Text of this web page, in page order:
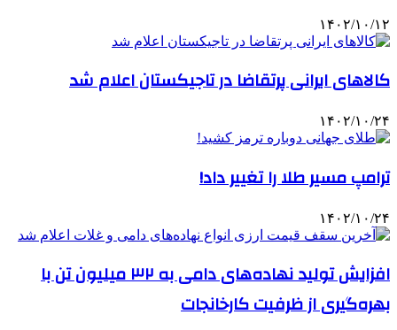
۱۴۰۲/۱۰/۱۲
کالاهای ایرانی پرتقاضا در تاجیکستان اعلام شد
۱۴۰۲/۱۰/۲۴
ترامپ مسیر طلا را تغییر داد!
۱۴۰۲/۱۰/۲۴
افزایش تولید نهاده‌های دامی به ۳۲ میلیون تن با
بهره‌گیری از ظرفیت کارخانجات